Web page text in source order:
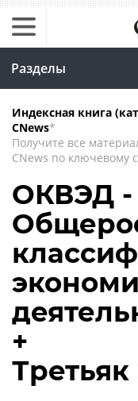
Разделы
Индексная книга
CNews*
Получите все
CNews по ключевому
ОКВЭД -
+